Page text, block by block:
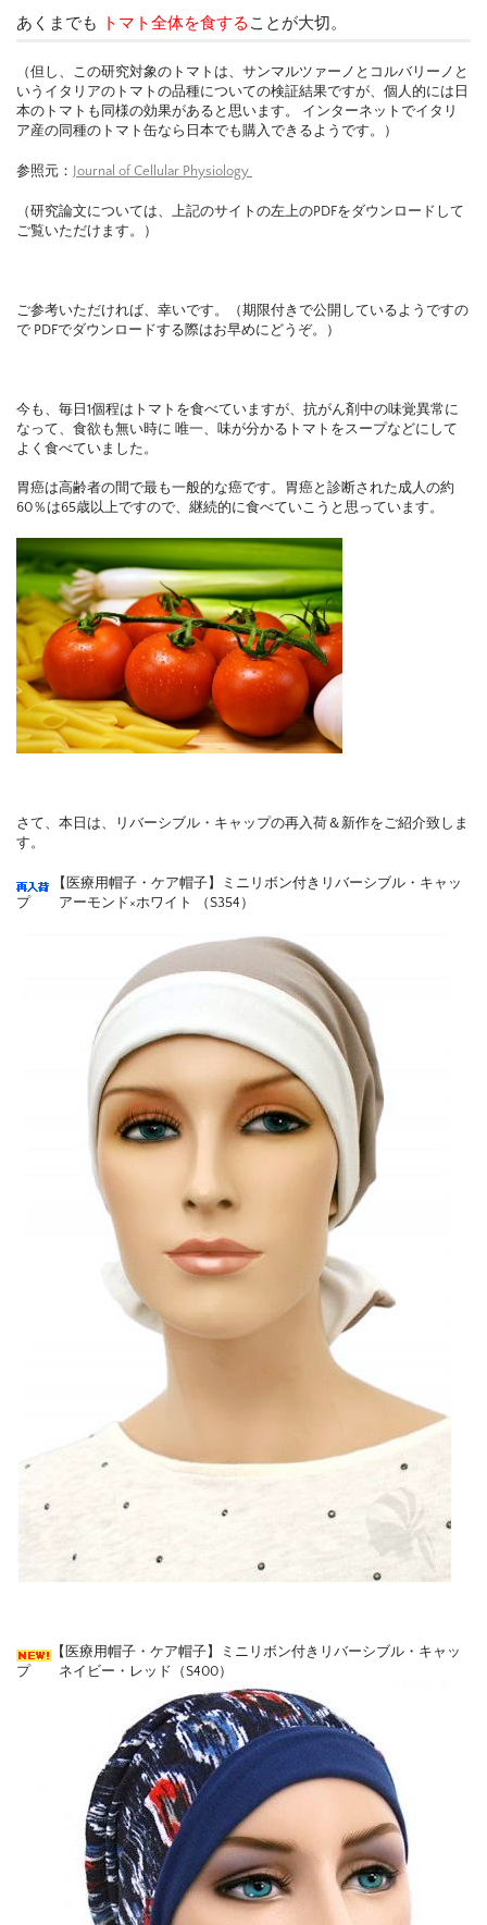
あくまでも トマト全体を食する ことが大切。
（但し、この研究対象のトマトは、サンマルツァーノとコルバリーノと
いうイタリアのトマトの品種についての検証結果ですが、個人的には日
本のトマトも同様の効果があると思います。 インターネットでイタリ
ア産の同種のトマト缶なら日本でも購入できるようです。）
参照元： Journal of Cellular Physiology
（研究論文については、上記のサイトの左上のPDFをダウンロードして
ご覧いただけます。）
ご参考いただければ、幸いです。（期限付きで公開しているようですの
で PDFでダウンロードする際はお早めにどうぞ。）
今も、毎日1個程はトマトを食べていますが、抗がん剤中の味覚異常に
なって、食欲も無い時に 唯一、味が分かるトマトをスープなどにして
よく食べていました。
胃癌は高齢者の間で最も一般的な癌です。胃癌 と診断された成人の約
60％は65歳以上ですので、継続的に食べていこうと思っています。
さて、本日は、リバーシブル・キャップの再入荷＆新作をご紹介致しま
す。
【医療用帽子・ケア帽子】ミニリボン付きリバーシブル・キャッ
プ アーモンド×ホワイト （S354）
【医療用帽子・ケア帽子】ミニリボン付きリバーシブル・キャッ
プ ネイビー・レッド（S400）